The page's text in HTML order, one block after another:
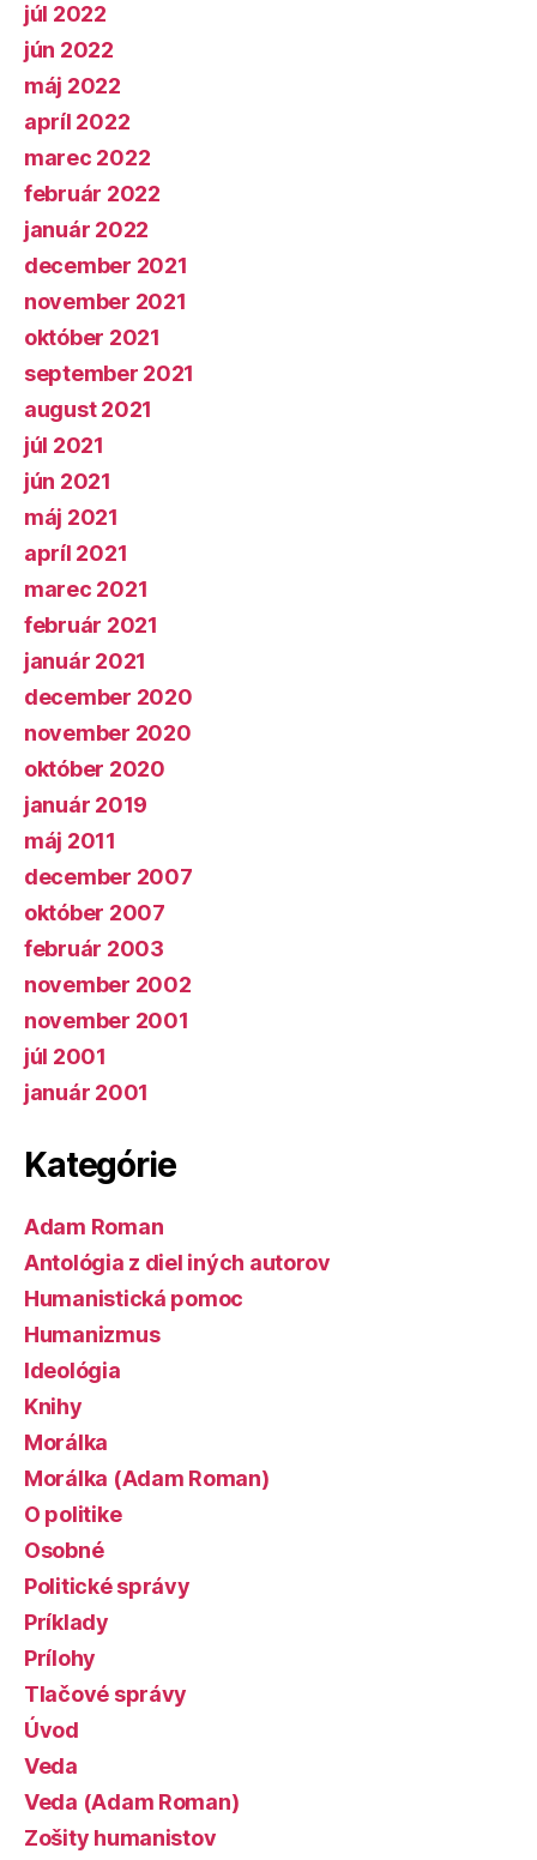
júl 2022
jún 2022
máj 2022
apríl 2022
marec 2022
február 2022
január 2022
december 2021
november 2021
október 2021
september 2021
august 2021
júl 2021
jún 2021
máj 2021
apríl 2021
marec 2021
február 2021
január 2021
december 2020
november 2020
október 2020
január 2019
máj 2011
december 2007
október 2007
február 2003
november 2002
november 2001
júl 2001
január 2001
Kategórie
Adam Roman
Antológia z diel iných autorov
Humanistická pomoc
Humanizmus
Ideológia
Knihy
Morálka
Morálka (Adam Roman)
O politike
Osobné
Politické správy
Príklady
Prílohy
Tlačové správy
Úvod
Veda
Veda (Adam Roman)
Zošity humanistov